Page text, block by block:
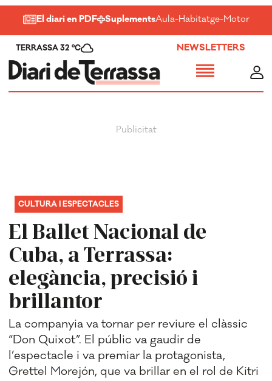
El diari en PDF SuplementsAula-Habitatge-Motor-
TERRASSA 32 ºC NEWSLETTERS
El Ballet Nacional de
Cuba, a Terrassa:
elegància, precisió i
brillantor
CULTURA I ESPECTACLES
La companyia va tornar per reviure el clàssic
“Don Quixot”. El públic va gaudir de
l’espectacle i va premiar la protagonista,
Grettel Morejón, que va brillar en el rol de Kitri